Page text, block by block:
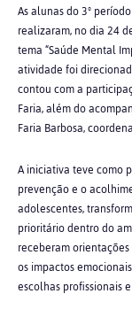
As alunas do 3º
realizaram, no dia 24
tema “Saúde Mental
atividade foi
contou com a
Faria, além do
Faria Barbosa,
A iniciativa teve como
prevenção e o
adolescentes,
prioritário dentro do
receberam
os impactos
escolhasprofissionais